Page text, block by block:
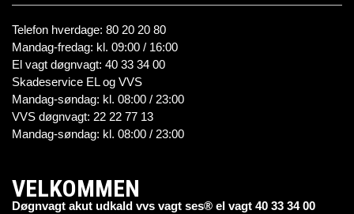
Telefon hverdage: 80 20 20 80
Mandag-fredag: kl. 09:00 / 16:00
El vagt døgnvagt: 40 33 34 00
Skadeservice EL og VVS
Mandag-søndag: kl. 08:00 / 23:00
VVS døgnvagt: 22 22 77 13
Mandag-søndag: kl. 08:00 / 23:00
VELKOMMEN
Døgnvagt akut udkald vvs vagt ses® el vagt 40 33 34 00